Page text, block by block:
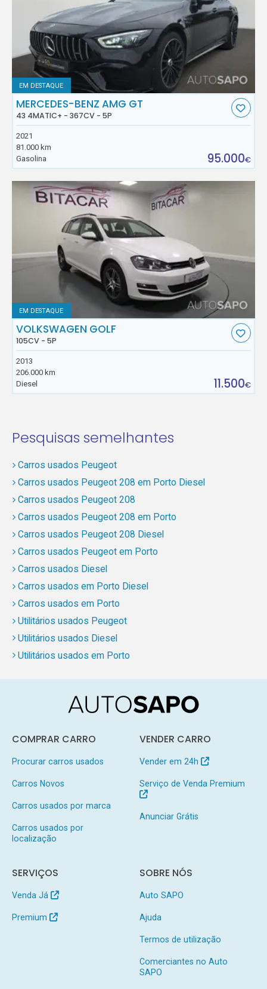
EM DESTAQUE
MERCEDES-BENZ AMG GT
43 4MATIC+ - 367CV - 5P
2021
81.000 km
Gasolina
95.000€
EM DESTAQUE
VOLKSWAGEN GOLF
105CV - 5P
2013
206.000 km
Diesel
11.500€
Pesquisas semelhantes
Carros usados Peugeot
Carros usados Peugeot 208 em Porto Diesel
Carros usados Peugeot 208
Carros usados Peugeot 208 em Porto
Carros usados Peugeot 208 Diesel
Carros usados Peugeot em Porto
Carros usados Diesel
Carros usados em Porto Diesel
Carros usados em Porto
Utilitários usados Peugeot
Utilitários usados Diesel
Utilitários usados em Porto
COMPRAR CARRO
Procurar carros usados
Carros Novos
Carros usados por marca
Carros usados por
localização
VENDER CARRO
Vender em 24h
Serviço de Venda Premium
Anunciar Grátis
SERVIÇOS
Venda Já
Premium
SOBRE NÓS
Auto SAPO
Ajuda
Termos de utilização
Comerciantes no Auto
SAPO